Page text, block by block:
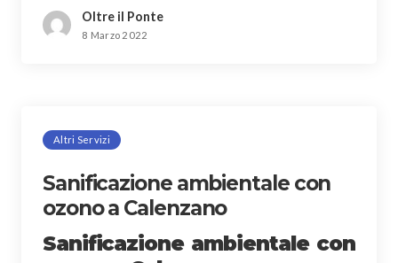
Oltre il Ponte
8 Marzo 2022
Altri Servizi
Sanificazione ambientale con
ozono a Calenzano
Sanificazione ambientale con